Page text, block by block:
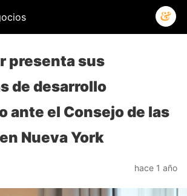
presenta sus
de desarrollo
ante el Consejo de las
Nueva York
hace 1 año